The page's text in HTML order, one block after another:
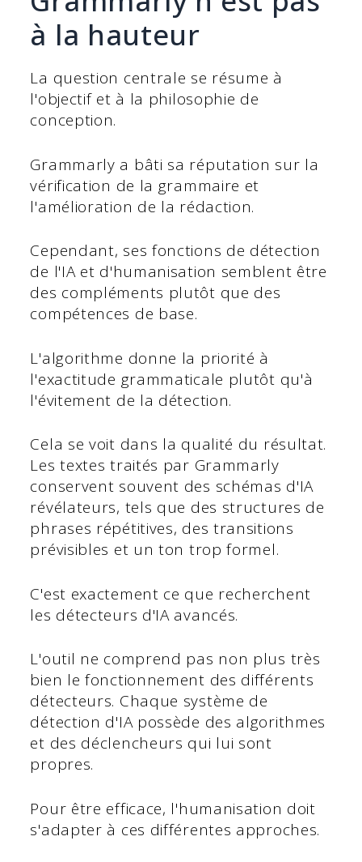
à la hauteur
La question centrale se résume à
l'objectif et à la philosophie de
conception.
Grammarly a bâti sa réputation sur la
vérification de la grammaire et
l'amélioration de la rédaction.
Cependant, ses fonctions de détection
de l'IA et d'humanisation semblent être
des compléments plutôt que des
compétences de base.
L'algorithme donne la priorité à
l'exactitude grammaticale plutôt qu'à
l'évitement de la détection.
Cela se voit dans la qualité du résultat.
Les textes traités par Grammarly
conservent souvent des schémas d'IA
révélateurs, tels que des structures de
phrases répétitives, des transitions
prévisibles et un ton trop formel.
C'est exactement ce que recherchent
les détecteurs d'IA avancés.
L'outil ne comprend pas non plus très
bien le fonctionnement des différents
détecteurs. Chaque système de
détection d'IA possède des algorithmes
et des déclencheurs qui lui sont
propres.
Pour être efficace, l'humanisation doit
s'adapter à ces différentes approches.